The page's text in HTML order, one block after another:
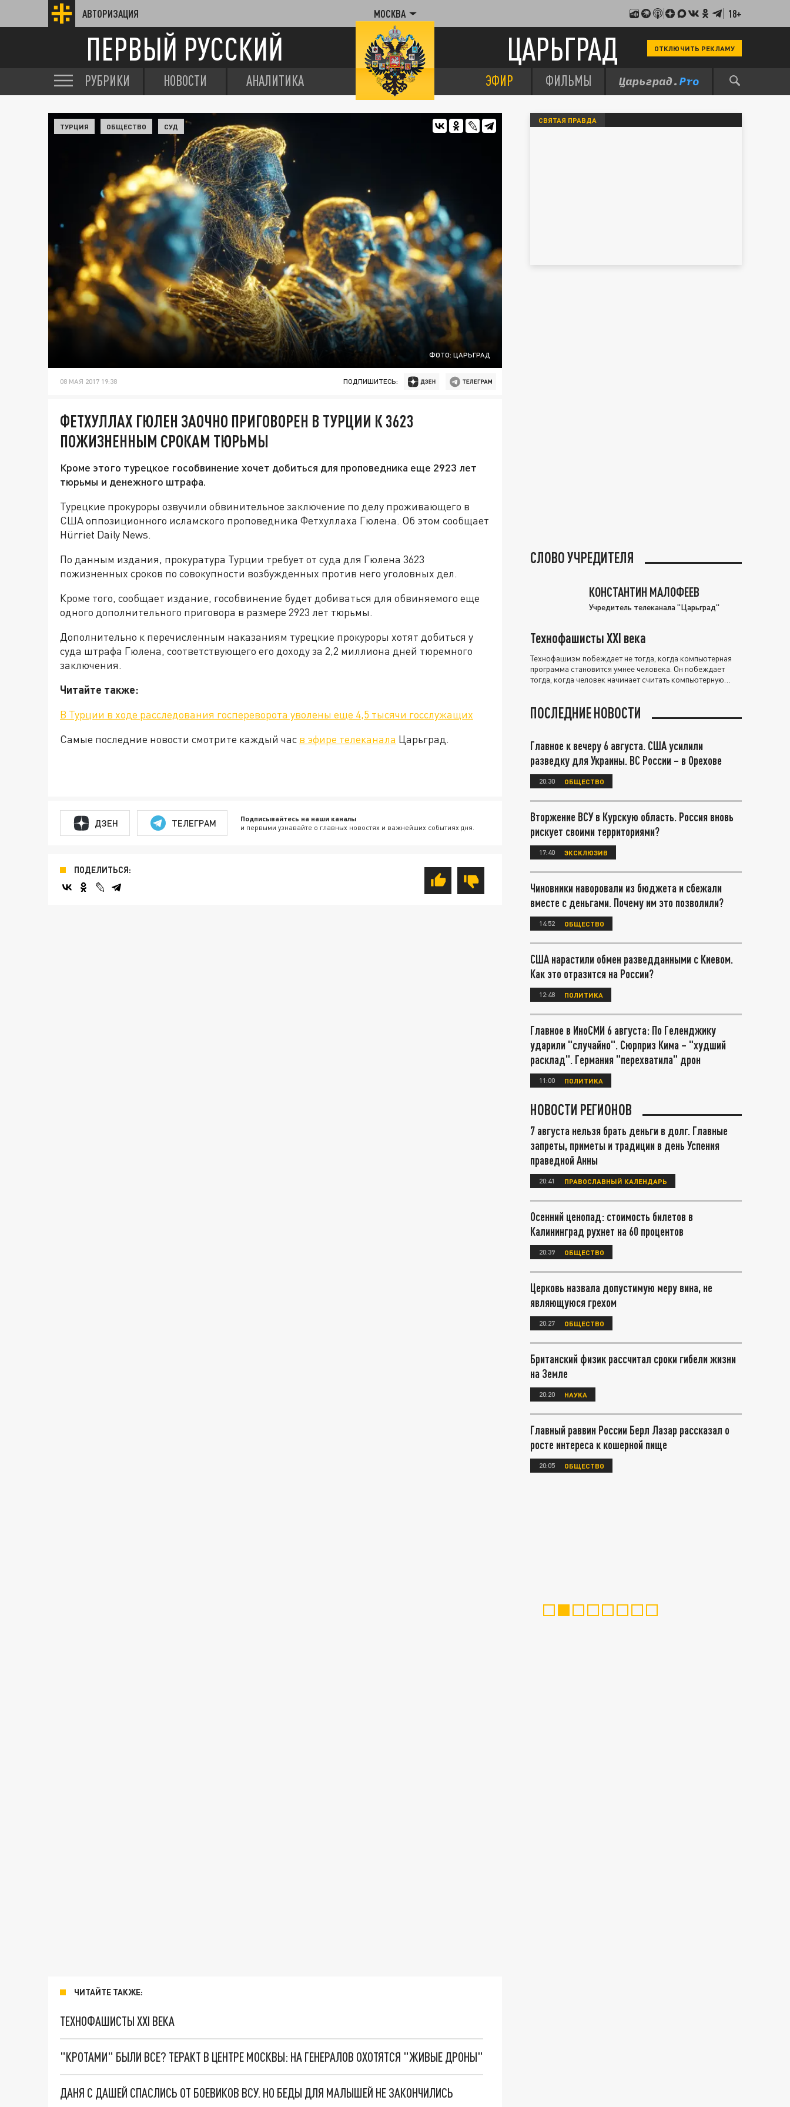
АВТОРИЗАЦИЯ МОСКВА 18+
ПЕРВЫЙ РУССКИЙ ЦАРЬГРАД ОТКЛЮЧИТЬ РЕКЛАМУ
РУБРИКИ НОВОСТИ АНАЛИТИКА ЭФИР ФИЛЬМЫ
ФОТО: ЦАРЬГРАД
ТУРЦИЯ ОБЩЕСТВО СУД
08 МАЯ 2017 19:38 ПОДПИШИТЕСЬ:
ФЕТХУЛЛАХ ГЮЛЕН ЗАОЧНО ПРИГОВОРЕН В ТУРЦИИ К 3623
ПОЖИЗНЕННЫМ СРОКАМ ТЮРЬМЫ
Кроме этого турецкое гособвинение хочет добиться для проповедника еще 2923 лет
тюрьмы и денежного штрафа.
Турецкие прокуроры озвучили обвинительное заключение по делу проживающего в
США оппозиционного исламского проповедника Фетхуллаха Гюлена. Об этом сообщает
Hürriet Daily News.
По данным издания, прокуратура Турции требует от суда для Гюлена 3623
пожизненных сроков по совокупности возбужденных против него уголовных дел.
Кроме того, сообщает издание, гособвинение будет добиваться для обвиняемого еще
одного дополнительного приговора в размере 2923 лет тюрьмы.
Дополнительно к перечисленным наказаниям турецкие прокуроры хотят добиться у
суда штрафа Гюлена, соответствующего его доходу за 2,2 миллиона дней тюремного
заключения.
Читайте также:
В Турции в ходе расследования госпереворота уволены еще 4,5 тысячи госслужащих
Самые последние новости смотрите каждый час в эфире телеканала Царьград.
ДЗЕН ТЕЛЕГРАМ Подписывайтесь на наши каналы
и первыми узнавайте о главных новостях и важнейших событиях дня.
ПОДЕЛИТЬСЯ:
ЧИТАЙТЕ ТАКЖЕ:
ТЕХНОФАШИСТЫ XXI ВЕКА
"КРОТАМИ" БЫЛИ ВСЕ? ТЕРАКТ В ЦЕНТРЕ МОСКВЫ: НА ГЕНЕРАЛОВ ОХОТЯТСЯ "ЖИВЫЕ ДРОНЫ"
ДАНЯ С ДАШЕЙ СПАСЛИСЬ ОТ БОЕВИКОВ ВСУ. НО БЕДЫ ДЛЯ МАЛЫШЕЙ НЕ ЗАКОНЧИЛИСЬ
СВЯТАЯ ПРАВДА
СЛОВО УЧРЕДИТЕЛЯ
КОНСТАНТИН МАЛОФЕЕВ
Учредитель телеканала "Царьград"
Технофашисты XXI века
Технофашизм побеждает не тогда, когда компьютерная
программа становится умнее человека. Он побеждает
тогда, когда человек начинает считать компьютерную
ПОСЛЕДНИЕ НОВОСТИ
Главное к вечеру 6 августа. США усилили
разведку для Украины. ВС России – в Орехове
20:30 ОБЩЕСТВО
Вторжение ВСУ в Курскую область. Россия вновь
рискует своими территориями?
17:40 ЭКСКЛЮЗИВ
Чиновники наворовали из бюджета и сбежали
вместе с деньгами. Почему им это позволили?
14:52 ОБЩЕСТВО
США нарастили обмен разведданными с Киевом.
Как это отразится на России?
12:48 ПОЛИТИКА
Главное в ИноСМИ 6 августа: По Геленджику
ударили "случайно". Сюрприз Кима – "худший
расклад". Германия "перехватила" дрон
11:00 ПОЛИТИКА
НОВОСТИ РЕГИОНОВ
7 августа нельзя брать деньги в долг. Главные
запреты, приметы и традиции в день Успения
праведной Анны
20:41 ПРАВОСЛАВНЫЙ КАЛЕНДАРЬ
Осенний ценопад: стоимость билетов в
Калининград рухнет на 60 процентов
20:39 ОБЩЕСТВО
Церковь назвала допустимую меру вина, не
являющуюся грехом
20:27 ОБЩЕСТВО
Британский физик рассчитал сроки гибели жизни
на Земле
20:20 НАУКА
Главный раввин России Берл Лазар рассказал о
росте интереса к кошерной пище
20:05 ОБЩЕСТВО